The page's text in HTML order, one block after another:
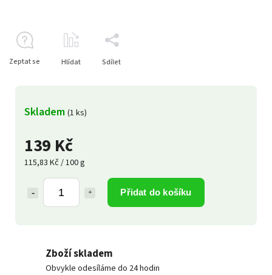
139 Kč
115,83 Kč / 100 g
Přidat do košíku
Skladem (1 ks)
Zeptat se Hlídat Sdílet
Zboží skladem
Obvykle odesíláme do 24 hodin